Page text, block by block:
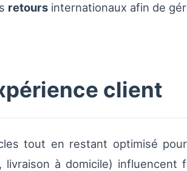
retours internationaux afin de
client
tout en restant optimisé
livraison à domicile)